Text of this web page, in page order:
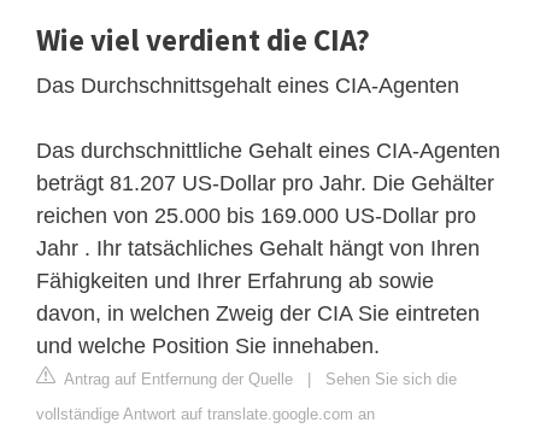
Wie viel verdient die CIA?
Das Durchschnittsgehalt eines CIA-Agenten
Das durchschnittliche Gehalt eines CIA-Agenten
beträgt 81.207 US-Dollar pro Jahr. Die Gehälter
reichen von 25.000 bis 169.000 US-Dollar pro
Jahr . Ihr tatsächliches Gehalt hängt von Ihren
Fähigkeiten und Ihrer Erfahrung ab sowie
davon, in welchen Zweig der CIA Sie eintreten
und welche Position Sie innehaben.
Antrag auf Entfernung der Quelle | Sehen Sie sich die
vollständige Antwort auf translate.google.com an